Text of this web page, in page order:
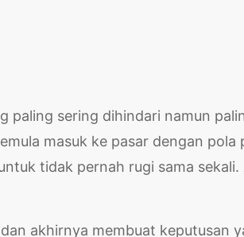
paling sering dihindari namun
masuk ke pasar dengan pola
tidak pernah rugi sama sekali.
akhirnya membuat keputusan